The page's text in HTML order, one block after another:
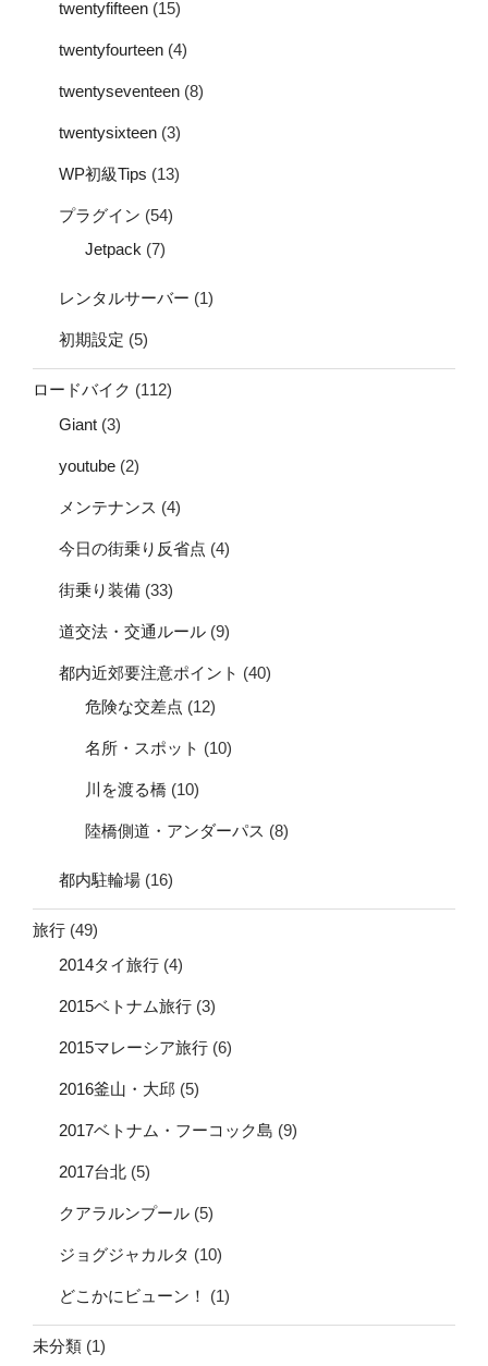
twentyfifteen (15)
twentyfourteen (4)
twentyseventeen (8)
twentysixteen (3)
WP初級Tips (13)
プラグイン (54)
Jetpack (7)
レンタルサーバー (1)
初期設定 (5)
ロードバイク (112)
Giant (3)
youtube (2)
メンテナンス (4)
今日の街乗り反省点 (4)
街乗り装備 (33)
道交法・交通ルール (9)
都内近郊要注意ポイント (40)
危険な交差点 (12)
名所・スポット (10)
川を渡る橋 (10)
陸橋側道・アンダーパス (8)
都内駐輪場 (16)
旅行 (49)
2014タイ旅行 (4)
2015ベトナム旅行 (3)
2015マレーシア旅行 (6)
2016釜山・大邱 (5)
2017ベトナム・フーコック島 (9)
2017台北 (5)
クアラルンプール (5)
ジョグジャカルタ (10)
どこかにビューン！ (1)
未分類 (1)